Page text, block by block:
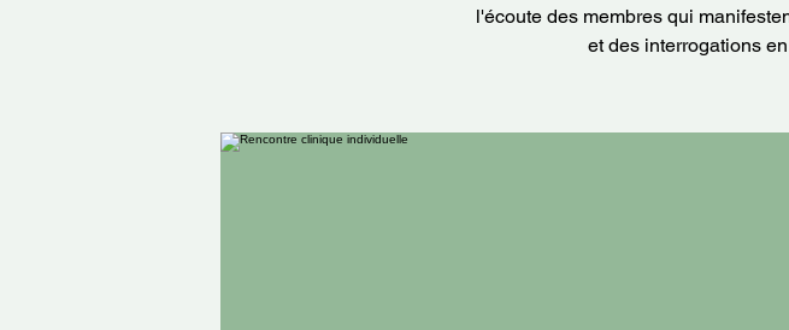
l'écoute des membres qui
et des interrogations